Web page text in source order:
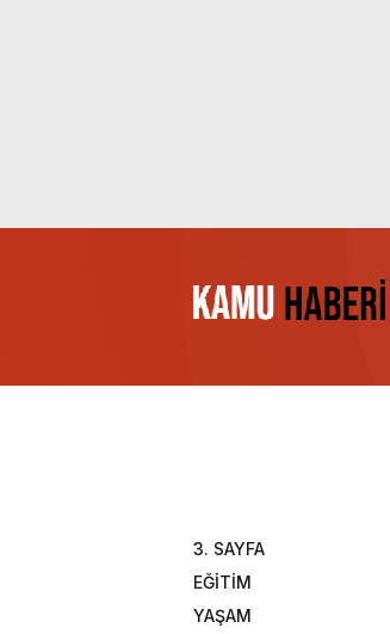
3. SAYFA
EĞİTİM
YAŞAM